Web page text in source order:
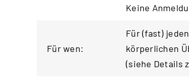
Keine
Für wen:
Für (fast)
körperlichen
(siehe Details